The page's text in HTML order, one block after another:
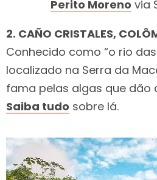
Perito Moreno via
2. CAÑO CRISTALES,
Conhecido como “o rio
localizado na Serra da
fama pelas algas que dão
Saiba tudo sobre lá.